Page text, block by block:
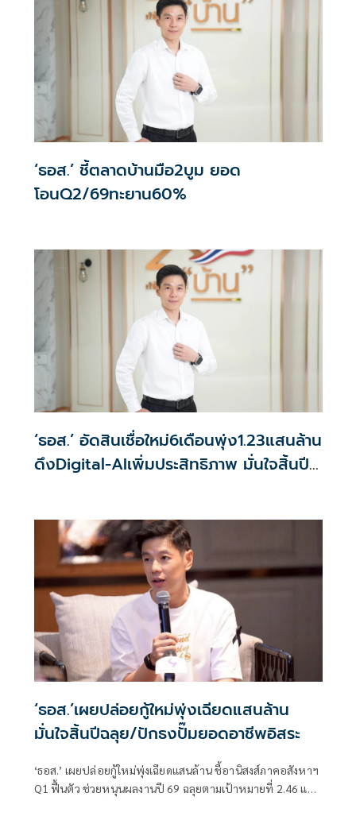
‘ธอส.’ ชี้ตลาดบ้านมือ2บูม ยอด
โอนQ2/69ทะยาน60%
‘ธอส.’ อัดสินเชื่อใหม่6เดือนพุ่ง1.23แสนล้าน
ดึงDigital-AIเพิ่มประสิทธิภาพ มั่นใจสิ้นปี
‘ธอส.’เผยปล่อยกู้ใหม่พุ่งเฉียดแสนล้าน
มั่นใจสิ้นปีฉลุย/ปักธงปั๊มยอดอาชีพอิสระ
‘ธอส.’ เผยปล่อยกู้ใหม่พุ่งเฉียดแสนล้าน ชี้อานิสงส์ภาคอสังหาฯ
Q1 ฟื้นตัว ช่วยหนุนผลงานปี 69 ฉลุยตามเป้าหมายที่ 2.46 แสน